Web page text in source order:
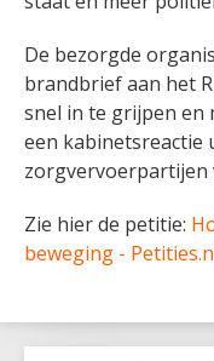
De bezorgde
brandbrief aan het
snel in te grijpen en
een kabinetsreactie
zorgvervoerpartijen
Zie hier de petitie:
beweging -